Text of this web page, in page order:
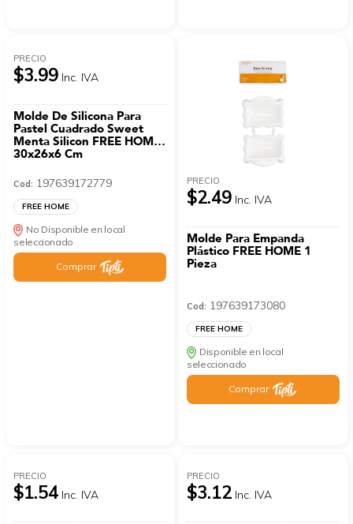
PRECIO
$3.99 Inc. IVA
Molde De Silicona Para
Pastel Cuadrado Sweet
Menta Silicon FREE HOME
30x26x6 Cm
Cod: 197639172779
FREE HOME
No Disponible en local
seleccionado
Comprar
PRECIO
$2.49 Inc. IVA
Molde Para Empanda
Plástico FREE HOME 1
Pieza
Cod: 197639173080
FREE HOME
Disponible en local
seleccionado
Comprar
PRECIO
$1.54 Inc. IVA
PRECIO
$3.12 Inc. IVA